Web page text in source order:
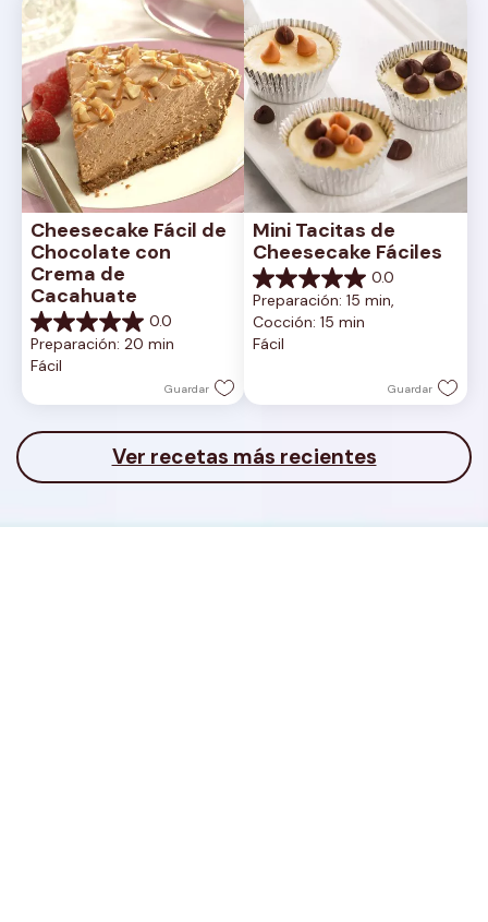
Cheesecake Fácil de
Chocolate con
Crema de
Cacahuate
0.0
0.0
de
5
Preparación: 20 min
Fácil
Guardar
Mini Tacitas de
Cheesecake Fáciles
0.0
0.0
de
5
estrellas.
Preparación: 15 min,
Cocción: 15 min
Fácil
Guardar
Ver recetas más recientes